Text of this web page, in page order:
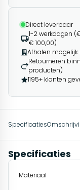
Direct leverbaar
1-2 werkdagen
€ 100,00)
Afhalen mogelijk
Retourneren
producten)
1195+ klanten
Specificaties
Specificaties
Materiaal